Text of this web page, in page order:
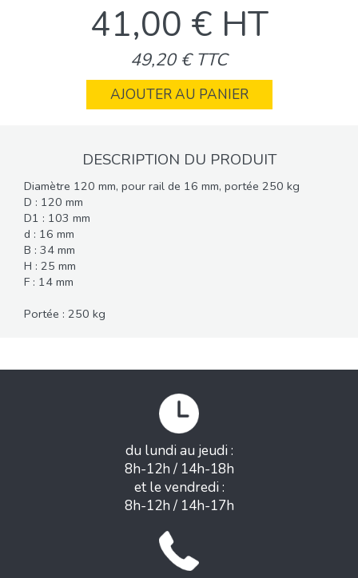
41,00 € HT
49,20 € TTC
AJOUTER AU PANIER
DESCRIPTION DU PRODUIT
Diamètre 120 mm, pour rail de 16 mm, portée 250 kg
D : 120 mm
D1 : 103 mm
d : 16 mm
B : 34 mm
H : 25 mm
F : 14 mm
Portée : 250 kg
du lundi au jeudi :
8h-12h / 14h-18h
et le vendredi :
8h-12h / 14h-17h